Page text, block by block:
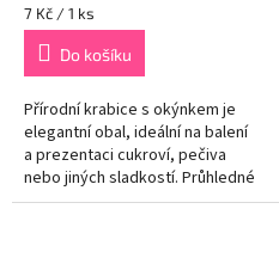
Měrná
cena:
7 Kč / 1 ks
Do košíku
Přírodní krabice s okýnkem je
elegantní obal, ideální na balení
a prezentaci cukroví, pečiva
nebo jiných sladkostí. Průhledné
okénko umožňuje atraktivní